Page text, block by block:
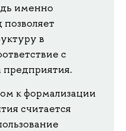
именно
в
с
к формализации
считается